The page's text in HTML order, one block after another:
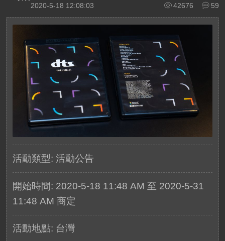
42676
59
2020-5-18 12:08:03
活動類型: 活動公告
開始時間: 2020-5-18 11:48 AM 至 2020-5-31
11:48 AM 商定
活動地點: 台灣